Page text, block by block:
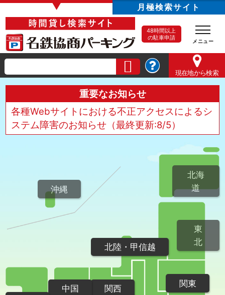
▼ 月極検索サイト
48時間以上
の駐車申請
現在地から検索
重要なお知らせ
各種Webサイトにおける不正アクセスによるシ
ステム障害のお知らせ（最終更新:8/5）
北海
道
東
北
関東
北陸・甲信越
関西
中国
沖縄